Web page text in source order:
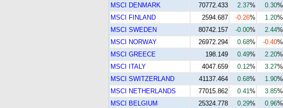
MSCI DENMARK
70772.433 2.37% 0.30%
MSCI FINLAND
2594.687 -0.26% 1.20%
MSCI SWEDEN
80742.157 -0.00% 2.44%
MSCI NORWAY
26972.294 0.68% -0.40%
MSCI GREECE
198.149 0.49% 2.20%
MSCI ITALY
4047.659 0.12% 3.27%
MSCI SWITZERLAND
41137.464 0.68% 1.90%
MSCI NETHERLANDS
77015.862 0.41 % 3.85%
MSCI BELGIUM
25324.778 0.29% 0.96%